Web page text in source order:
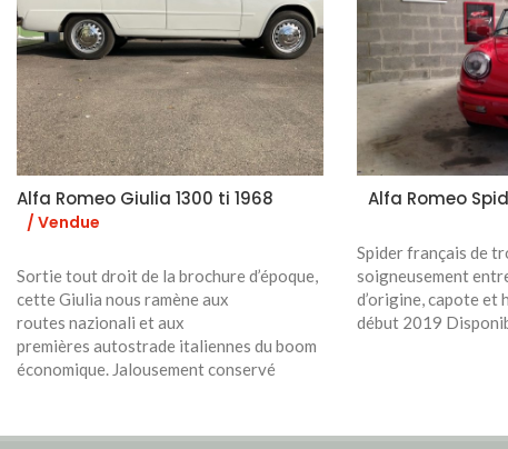
Alfa Romeo Giulia 1300 ti 1968
/ Vendue
Sortie tout droit de la brochure d’époque,
cette Giulia nous ramène aux
routes nazionali et aux
premières autostrade italiennes du boom
économique. Jalousement conservé
Alfa Romeo
Spider français de
soigneusement
d’origine, capote
début 2019